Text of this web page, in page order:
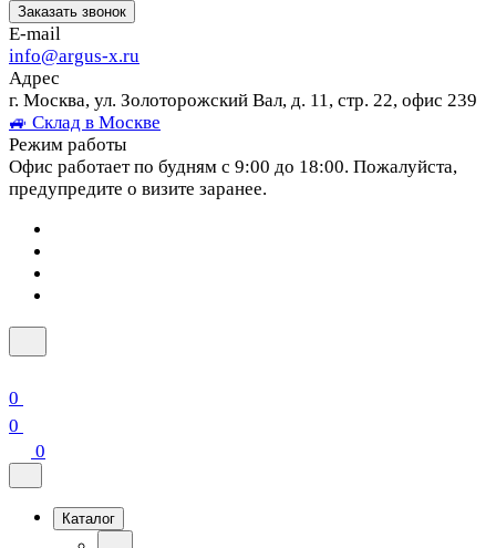
Заказать звонок
E-mail
info@argus-x.ru
Адрес
г. Москва, ул. Золоторожский Вал, д. 11, стр. 22, офис 239
🚙 Склад в Москве
Режим работы
Офис работает по будням с 9:00 до 18:00. Пожалуйста,
предупредите о визите заранее.
0
0
0
Каталог